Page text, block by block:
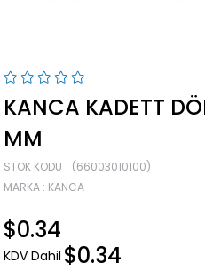
KANCA KADETT
MM
STOK KODU
(66003010100)
MARKA : KANCA
$0.34
KDV Dahil $0.34